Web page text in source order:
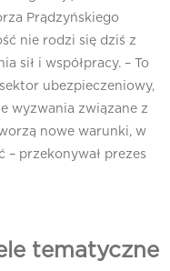
Prądzyńskiego
nie rodzi się dziś z
sił i współpracy. – To
ubezpieczeniowy,
wyzwania związane z
nowe warunki, w
– przekonywał prezes
tematyczne